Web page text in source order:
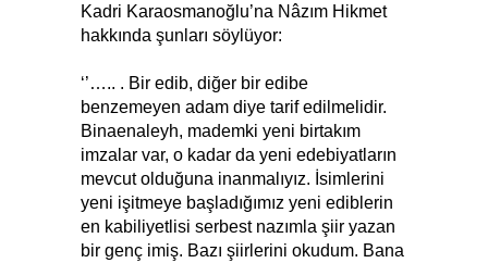
Kadri Karaosmanoğlu’na Nâzım Hikmet
hakkında şunları söylüyor:
‘’….. . Bir edib, diğer bir edibe
benzemeyen adam diye tarif edilmelidir.
Binaenaleyh, mademki yeni birtakım
imzalar var, o kadar da yeni edebiyatların
mevcut olduğuna inanmalıyız. İsimlerini
yeni işitmeye başladığımız yeni ediblerin
en kabiliyetlisi serbest nazımla şiir yazan
bir genç imiş. Bazı şiirlerini okudum. Bana